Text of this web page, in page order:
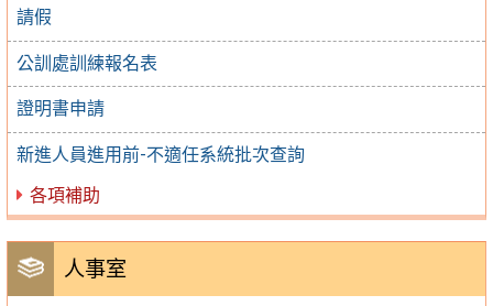
請假
公訓處訓練報名表
證明書申請
新進人員進用前-不適任系統批次查詢
各項補助
人事室